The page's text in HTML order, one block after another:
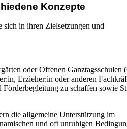
Konzepte
sich in ihren Zielsetzungen und
oder Offenen Ganztagsschulen
Erzieher:in oder anderen
zu schaffen sowie
die allgemeine Unterstützung im
und oft unruhigen